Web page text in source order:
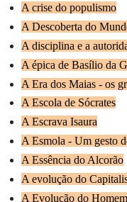
A crise do populismo
A Descoberta do
A disciplina e a
A épica de Basílio da
A Era dos Maias - os
A Escola de Sócrates
A Escrava Isaura
A Esmola - Um gesto
A Essência do Alcorão
A evolução do
A Evolução do